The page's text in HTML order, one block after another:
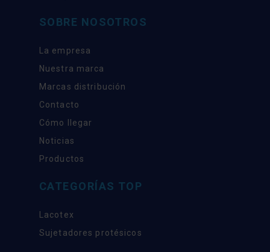
SOBRE NOSOTROS
La empresa
Nuestra marca
Marcas distribución
Contacto
Cómo llegar
Noticias
Productos
CATEGORÍAS TOP
Lacotex
Sujetadores protésicos